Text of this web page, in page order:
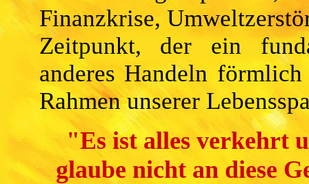
Finanzkrise,
Zeitpunkt, der ein
anderes Handeln
Rahmen unserer
"Es ist alles verkehrt
glaube nicht an diese